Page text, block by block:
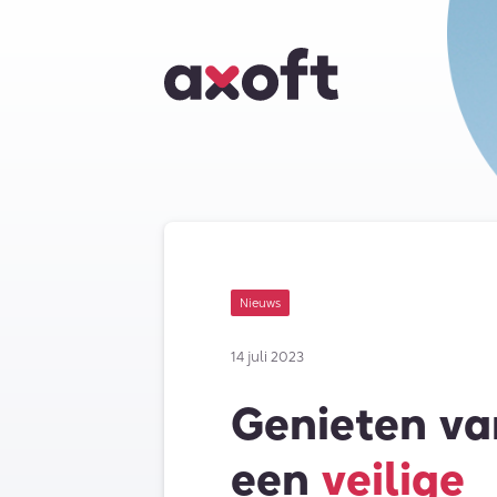
Nieuws
14 juli 2023
Genieten
een veilige